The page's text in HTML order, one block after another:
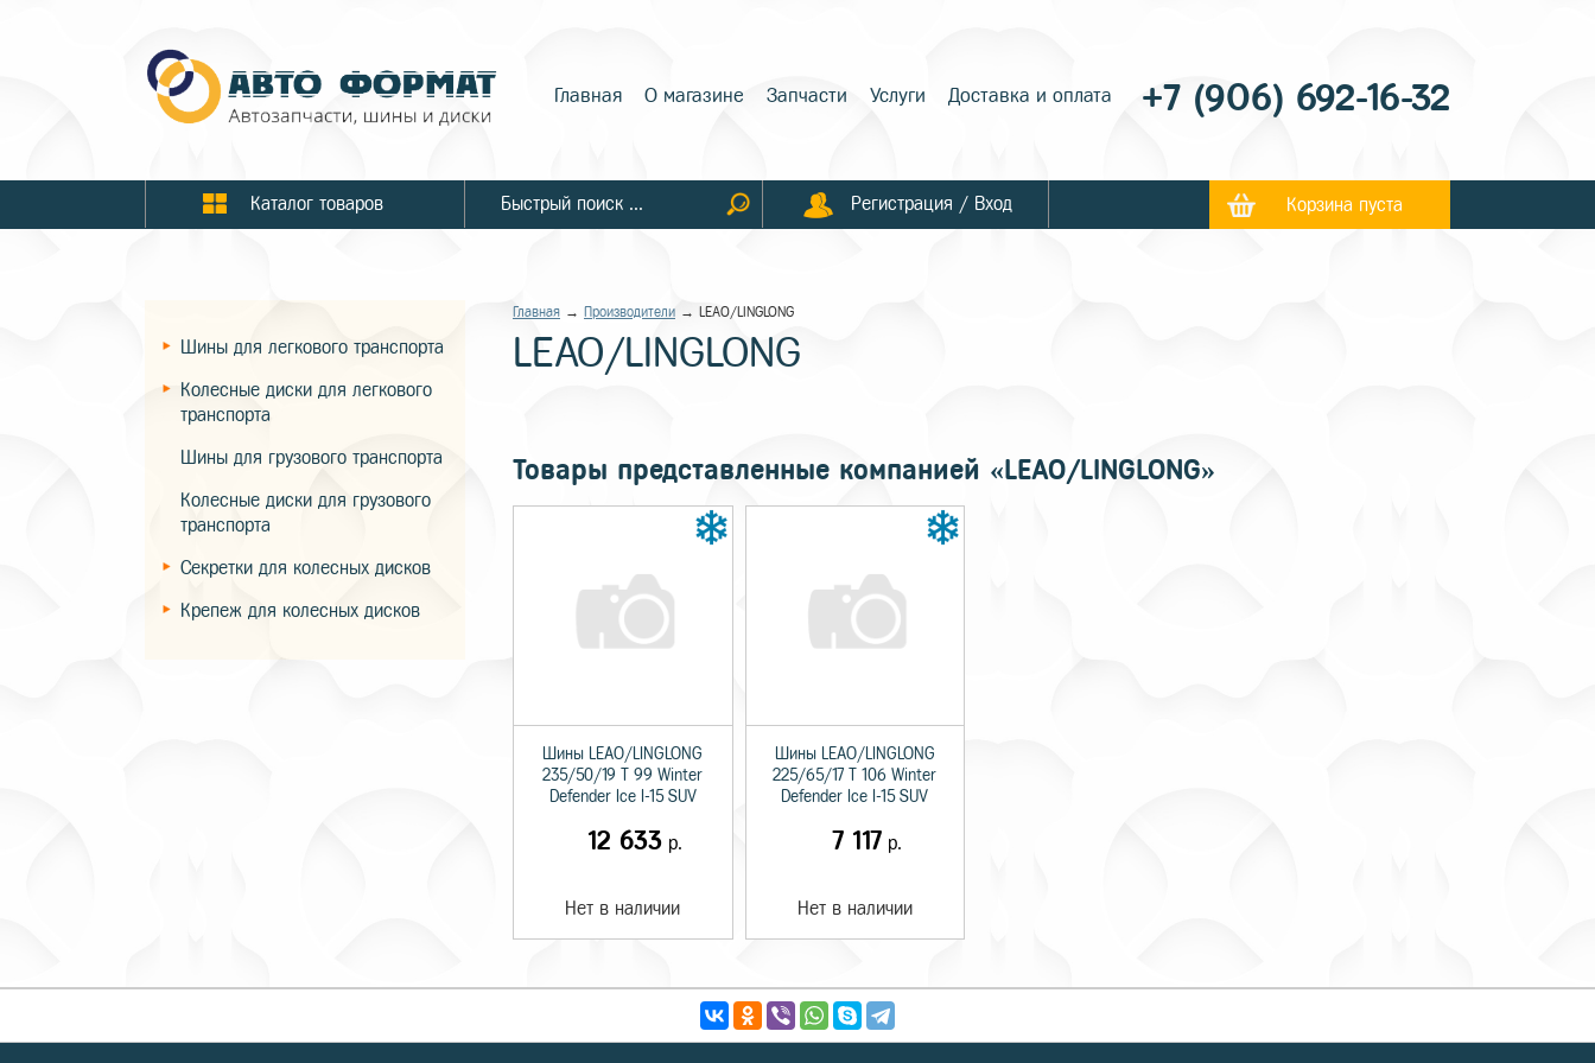
Главная О магазине Запчасти Услуги Доставка и оплата +7 (906) 692-16-32
Каталог товаров Регистрация / Вход Корзина пуста
Шины для легкового транспорта
Колесные диски для легкового
транспорта
Шины для грузового транспорта
Колесные диски для грузового
транспорта
Секретки для колесных дисков
Крепеж для колесных дисков
Главная → Производители → LEAO/LINGLONG
LEAO/LINGLONG
Товары представленные компанией «LEAO/LINGLONG»
Шины LEAO/LINGLONG
235/50/19 T 99 Winter
Defender Ice I-15 SUV
12 633р.
Нет в наличии
Шины LEAO/LINGLONG
225/65/17 T 106 Winter
Defender Ice I-15 SUV
7 117 р.
Нет в наличии